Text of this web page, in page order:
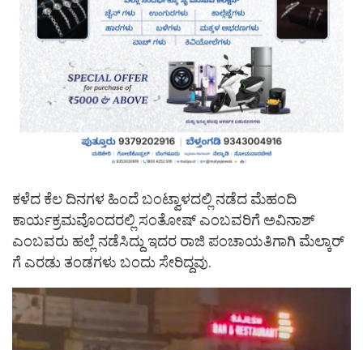
ಕಳೆದ ಕೆಲ ದಿನಗಳ ಹಿಂದೆ ಬಂಟ್ವಾಳದಲ್ಲಿ ನಡೆದ ಮೆಹಂದಿ
ಕಾರ್ಯಕ್ರಮವೊಂದರಲ್ಲಿ ಸಂತೋಷ್ ಎಂಬವರಿಗೆ ಅವಿನಾಶ್
ಎಂಬವರು ಹಲ್ಲೆ ನಡೆಸಿದ್ದು ಇದರ ರಾಜಿ ಪಂಚಾಯತಿಗಾಗಿ ಮೆಲ್ಕಾರ್
ಗೆ ಎರಡು ತಂಡಗಳು ಬಂದು ಸೇರಿದ್ದವು.